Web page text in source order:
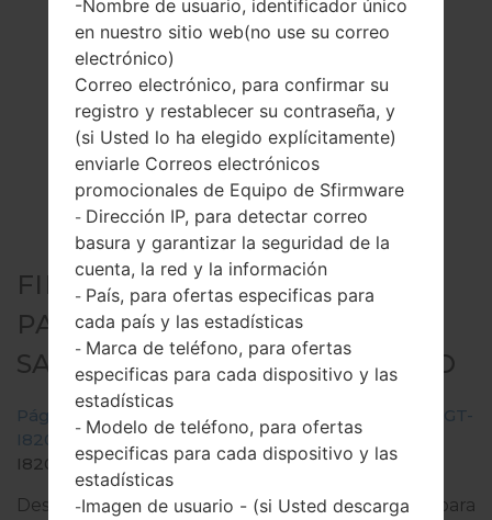
FIRMWARE OFICIAL #22467
PARA GT-I8200 -
SAMSUNGGALAXY S3 MINI NEO
Página principal → Galaxy S3 Mini Neo
SamsungGT-
I8200
→GT-
I8200_ROM_1_20150304151720_ctzrnkhic1_fac.zip
Descargue la última actualización de firmware para
-Nombre de usuario, identificador único
en nuestro sitio web(no use su correo
electrónico)
Correo electrónico, para confirmar su
registro y restablecer su contraseña, y
(si Usted lo ha elegido explícitamente)
enviarle Correos electrónicos
promocionales de Equipo de Sfirmware
- Dirección IP, para detectar correo
basura y garantizar la seguridad de la
cuenta, la red y la información
- País, para ofertas especificas para
cada país y las estadísticas
- Marca de teléfono, para ofertas
especificas para cada dispositivo y las
estadísticas
- Modelo de teléfono, para ofertas
especificas para cada dispositivo y las
estadísticas
-Imagen de usuario - (si Usted descarga